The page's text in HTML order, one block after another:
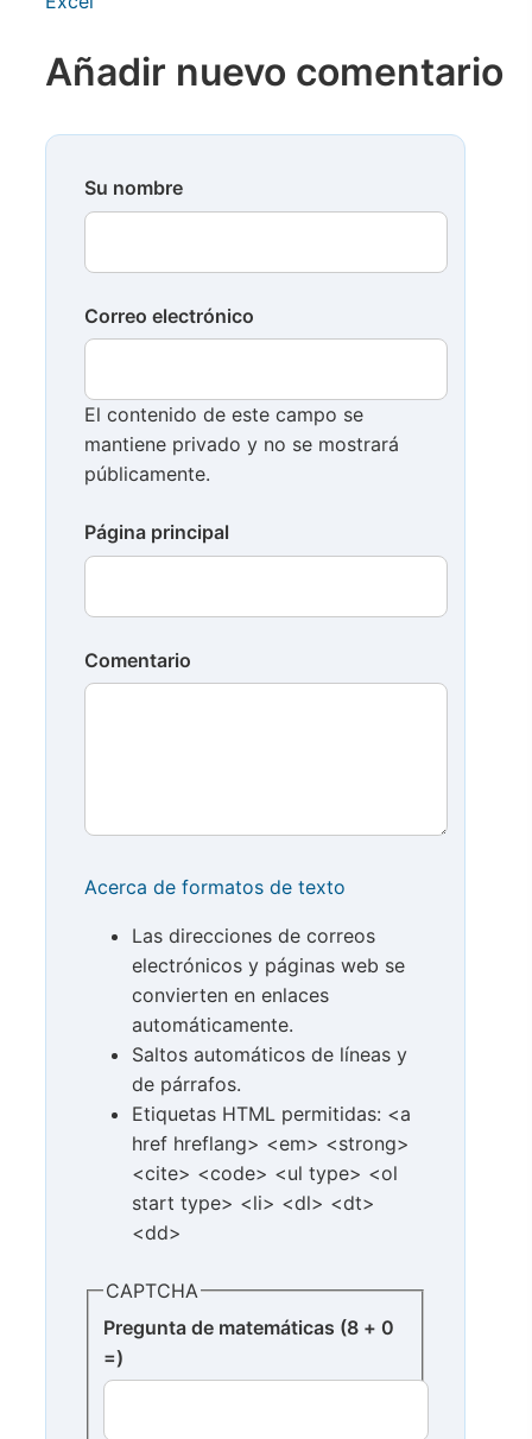
Añadir nuevo comentario
Su nombre
Correo electrónico
El contenido de este campo se
mantiene privado y no se mostrará
públicamente.
Página principal
Comentario
Acerca de formatos de texto
Las direcciones de correos
electrónicos y páginas web se
convierten en enlaces
automáticamente.
Saltos automáticos de líneas y
de párrafos.
Etiquetas HTML permitidas: <a
href hreflang> <em> <strong>
<cite> <code> <ul type> <ol
start type> <li> <dl> <dt>
<dd>
CAPTCHA
Pregunta de matemáticas (8 + 0
=)